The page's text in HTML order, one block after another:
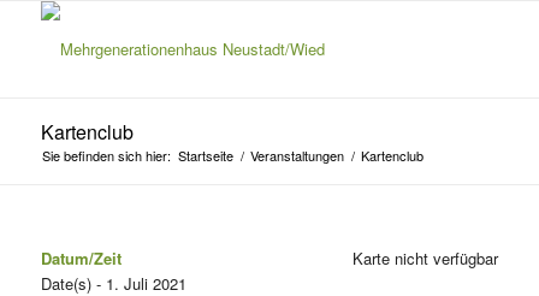
Kartenclub
Sie befinden sich hier: Startseite / Veranstaltungen / Kartenclub
Karte nicht verfügbar
Datum/Zeit
Date(s) - 1. Juli 2021